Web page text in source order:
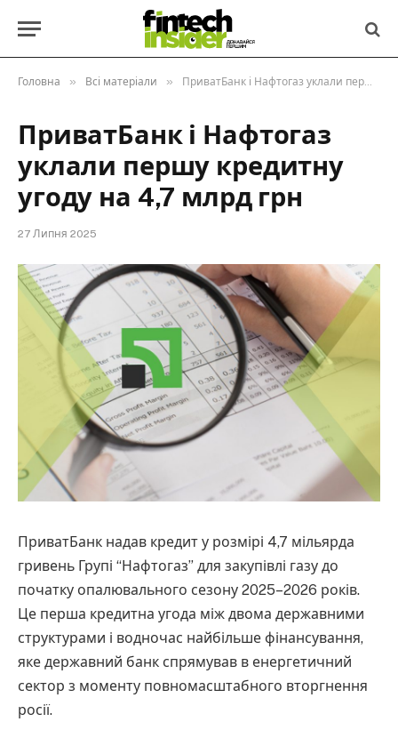
Головна » Всі матеріали » ПриватБанк і Нафтогаз уклали першу кредитну угоду на 4,7 млрд грн
ПриватБанк і Нафтогаз
уклали першу кредитну
угоду на 4,7 млрд грн
27 Липня 2025
ПриватБанк надав кредит у розмірі 4,7 мільярда
гривень Групі “Нафтогаз” для закупівлі газу до
початку опалювального сезону 2025–2026 років.
Це перша кредитна угода між двома державними
структурами і водночас найбільше фінансування,
яке державний банк спрямував в енергетичний
сектор з моменту повномасштабного вторгнення
росії.